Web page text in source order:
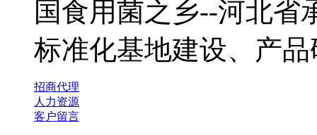
国食用菌之乡--河北省
标准化基地建设、产
招商代理
人力资源
客户留言